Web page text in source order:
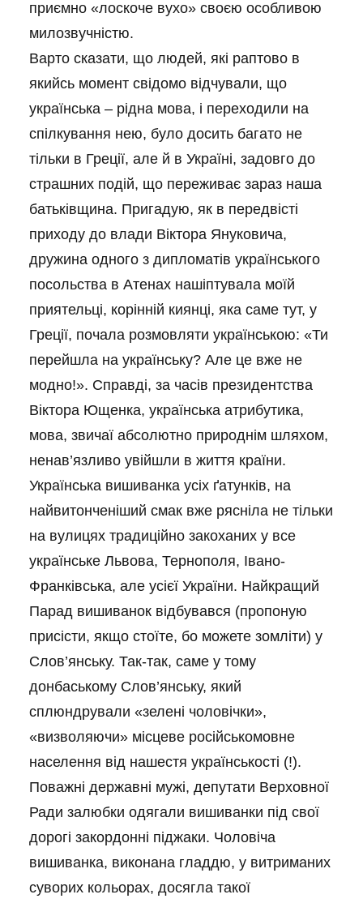
приємно «лоскоче вухо» своєю особливою
милозвучністю.
Варто сказати, що людей, які раптово в
якийсь момент свідомо відчували, що
українська – рідна мова, і переходили на
спілкування нею, було досить багато не
тільки в Греції, але й в Україні, задовго до
страшних подій, що переживає зараз наша
батьківщина. Пригадую, як в передвісті
приходу до влади Віктора Януковича,
дружина одного з дипломатів українського
посольства в Атенах нашіптувала моїй
приятельці, корінній киянці, яка саме тут, у
Греції, почала розмовляти українською: «Ти
перейшла на українську? Але це вже не
модно!». Справді, за часів президентства
Віктора Ющенка, українська атрибутика,
мова, звичаї абсолютно природнім шляхом,
ненав’язливо увійшли в життя країни.
Українська вишиванка усіх ґатунків, на
найвитонченіший смак вже рясніла не тільки
на вулицях традиційно закоханих у все
українське Львова, Тернополя, Івано-
Франківська, але усієї України. Найкращий
Парад вишиванок відбувався (пропоную
присісти, якщо стоїте, бо можете зомліти) у
Слов’янську. Так-так, саме у тому
донбаському Слов’янську, який
сплюндрували «зелені чоловічки»,
«визволяючи» місцеве російськомовне
населення від нашестя українськості (!).
Поважні державні мужі, депутати Верховної
Ради залюбки одягали вишиванки під свої
дорогі закордонні піджаки. Чоловіча
вишиванка, виконана гладдю, у витриманих
суворих кольорах, досягла такої